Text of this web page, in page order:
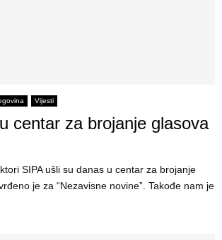
Vijesti
centar za brojanje glasova
SIPA ušli su danas u centar za brojanje
je za “Nezavisne novine”. Takođe nam je